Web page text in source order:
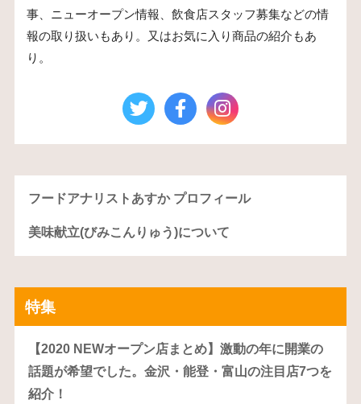
事、ニューオープン情報、飲食店スタッフ募集などの情
報の取り扱いもあり。又はお気に入り商品の紹介もあ
り。
フードアナリストあすか プロフィール
美味献立(びみこんりゅう)について
特集
【2020 NEWオープン店まとめ】激動の年に開業の
話題が希望でした。金沢・能登・富山の注目店7つを
紹介！